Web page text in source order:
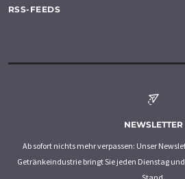
RSS-FEEDS
NEWSLETTER
Ab sofort nichts mehr verpassen: Unser
Getränkeindustrie bringt Sie jeden Dienstag